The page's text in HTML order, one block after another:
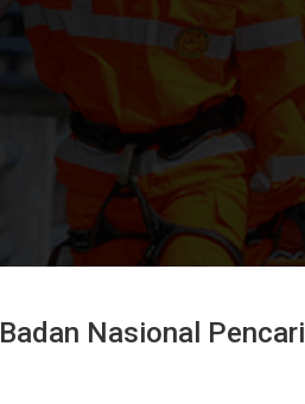
Badan Nasional